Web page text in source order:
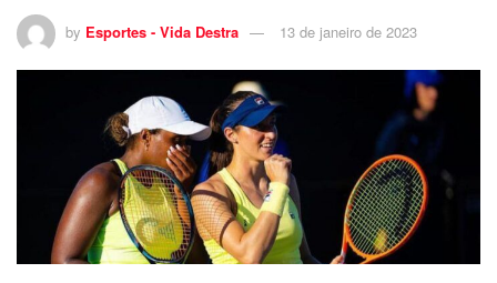
by Esportes - Vida Destra 13 de janeiro de 2023